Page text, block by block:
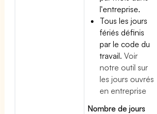
l'entreprise.
Tous les jours
fériés définis
par le code du
travail.Voir
notre outil sur
les jours ouvrés
en entreprise
Nombre de jours